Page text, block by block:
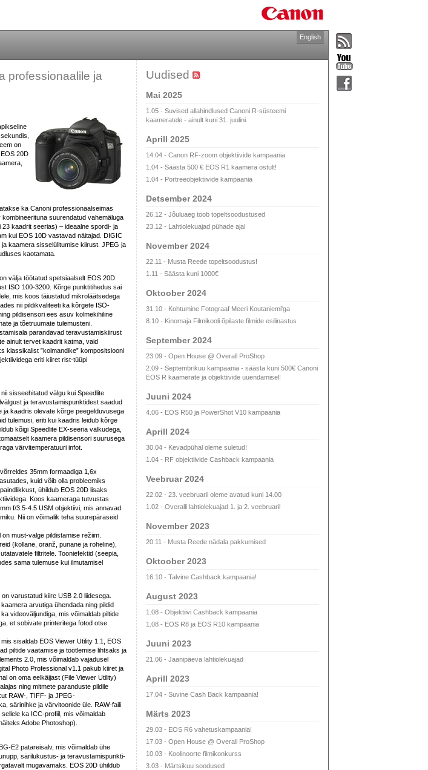
English
professionaalile ja
on
20D
ka Canoni professionaalseimas
suurendatud vahemäluga
kaadrit seerias) – ideaalne spordi- ja
kui EOS 10D vastavad näitajad. DIGIC
kaamera sisselülitumise kiirust. JPEG ja
kaotamata.
välja töötatud spetsiaalselt EOS 20D
ISO 100-3200. Kõrge punktitihedus sai
mis koos täiustatud mikroläätsedega
nii pildikvaliteeti ka kõrgete ISO-
pildisensori ees asuv kolmekihiline
ja tõetruumate tulemusteni.
parandavad teravustamiskiirust
ainult tervet kaadrit katma, vaid
klassikalist ”kolmandike” kompositsiooni
eriti kiiret rist-tüüpi
sisseehitatud välgu kui Speedlite
ja teravustamispunktidest saadud
ja kaadris olevate kõrge peegelduvusega
tulemusi, eriti kui kaadris leidub kõrge
kõigi Speedlite EX-seeria välkudega,
kaamera pildisensori suurusega
värvitemperatuuri infot.
35mm formaadiga 1,6x
kuid võib olla probleemiks
ühildub EOS 20D lisaks
Koos kaameraga tutvustas
f/3.5-4.5 USM objektiivi, mis annavad
Nii on võimalik teha suurepäraseid
must-valge pildistamise režiim.
(kollane, oranž, punane ja roheline),
filtritele. Tooniefektid (seepia,
sama tulemuse kui ilmutamisel
varustatud kiire USB 2.0 liidesega.
arvutiga ühendada ning pildid
videoväljundiga, mis võimaldab piltide
et sobivate printeritega fotod otse
sisaldab EOS Viewer Utility 1.1, EOS
piltide vaatamise ja töötlemise lihtsaks ja
2.0, mis võimaldab vajadusel
Photo Professional v1.1 pakub kiiret ja
on oma eelkäijast (File Viewer Utility)
ning mitmete paranduste pildile
RAW-, TIFF- ja JPEG-
särinihke ja värvitoonide üle. RAW-faili
ka ICC-profiil, mis võimaldab
Adobe Photoshop).
E2 patareisalv, mis võimaldab ühe
särilukustus- ja teravustamispunkti-
mugavamaks. EOS 20D ühildub
Uudised
Mai 2025
1.05 - Suvised allahindlused Canoni R-süsteemi
kaameratele - ainult kuni 31. juulini.
Aprill 2025
14.04 - Canon RF-zoom objektiivide kampaania
1.04 - Säästa 500 € EOS R1 kaamera ostult!
1.04 - Portreeobjektiivide kampaania
Detsember 2024
26.12 - Jõuluaeg toob topeltsoodustused
23.12 - Lahtiolekuajad pühade ajal
November 2024
22.11 - Musta Reede topeltsoodustus!
1.11 - Säästa kuni 1000€
Oktoober 2024
31.10 - Kohtumine Fotograaf Meeri Koutaniemi'ga
8.10 - Kinomaja Filmikooli õpilaste filmide esilinastus
September 2024
23.09 - Open House @ Overall ProShop
2.09 - Septembrikuu kampaania - säästa kuni 500€ Canoni
EOS R kaamerate ja objektiivide uuendamisel!
Juuni 2024
4.06 - EOS R50 ja PowerShot V10 kampaania
Aprill 2024
30.04 - Kevadpühal oleme suletud!
1.04 - RF objektiivide Cashback kampaania
Veebruar 2024
22.02 - 23. veebruaril oleme avatud kuni 14.00
1.02 - Overalli lahtiolekuajad 1. ja 2. veebruaril
November 2023
20.11 - Musta Reede nädala pakkumised
Oktoober 2023
16.10 - Talvine Cashback kampaania!
August 2023
1.08 - Objektiivi Cashback kampaania
1.08 - EOS R8 ja EOS R10 kampaania
Juuni 2023
21.06 - Jaanipäeva lahtiolekuajad
Aprill 2023
17.04 - Suvine Cash Back kampaania!
Märts 2023
29.03 - EOS R6 vahetuskampaania!
17.03 - Open House @ Overall ProShop
10.03 - Koolinoorte filmikonkurss
3.03 - Märtsikuu soodused